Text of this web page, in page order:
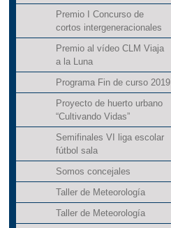
Premio I Concurso de
cortos intergeneracionales
Premio al vídeo CLM Viaja
a la Luna
Programa Fin de curso 2019
Proyecto de huerto urbano
“Cultivando Vidas”
Semifinales VI liga escolar
fútbol sala
Somos concejales
Taller de Meteorología
Taller de Meteorología